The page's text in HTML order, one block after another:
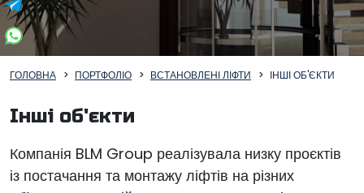
ГОЛОВНА ПОРТФОЛІО ВСТАНОВЛЕНІ ЛІФТИ ІНШІ ОБ'ЄКТИ
Інші об'єкти
Компанія BLM Group реалізувала низку проєктів
із постачання та монтажу ліфтів на різних